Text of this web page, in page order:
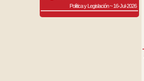
Política y Legislación~16-Jul-2026